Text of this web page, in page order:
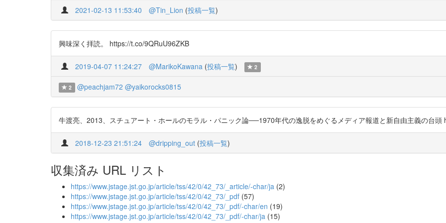
2021-02-13 11:53:40 @Tin_Lion (投稿一覧)
興味深く拝読。 https://t.co/9QRuU96ZKB
2019-04-07 11:24:27 @MarikoKawana (投稿一覧) 2
2 @peachjam72 @yaikorocks0815
牛渡亮、2013、スチュアート・ホールのモラル・パニック論──1970年代の逸脱をめぐるメディア報道と新自由主義の台頭
2018-12-23 21:51:24 @dripping_out (投稿一覧)
収集済み URL リスト
https://www.jstage.jst.go.jp/article/tss/42/0/42_73/_article/-char/ja (2)
https://www.jstage.jst.go.jp/article/tss/42/0/42_73/_pdf (57)
https://www.jstage.jst.go.jp/article/tss/42/0/42_73/_pdf/-char/en (19)
https://www.jstage.jst.go.jp/article/tss/42/0/42_73/_pdf/-char/ja (15)